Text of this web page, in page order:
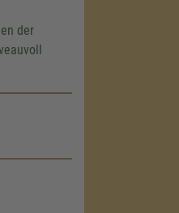
der